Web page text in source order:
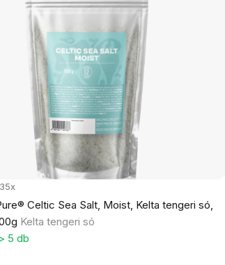
Celtic Sea Salt, Moist, Kelta tengeri só,
Kelta tengeri só
35x
5 db